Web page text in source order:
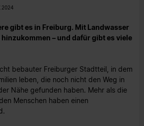
gibt es in Freiburg. Mit Landwasser
– und dafür gibt es viele
bebauter Freiburger Stadtteil, in dem
leben, die noch nicht den Weg in
Nähe gefunden haben. Mehr als die
Menschen haben einen